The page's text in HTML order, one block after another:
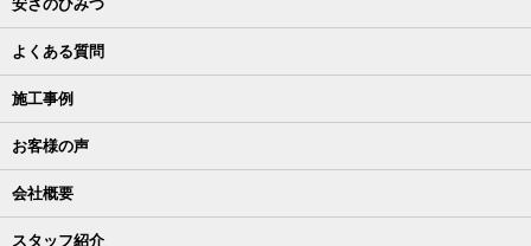
安さのひみつ
よくある質問
施工事例
お客様の声
会社概要
スタッフ紹介